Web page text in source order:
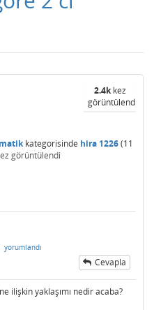
2.4kkez
görüntülendi
kategorisinde hira 1226(11
görüntülendi
yorumlandı
Cevapla
ilişkin yaklaşımı nedir acaba?